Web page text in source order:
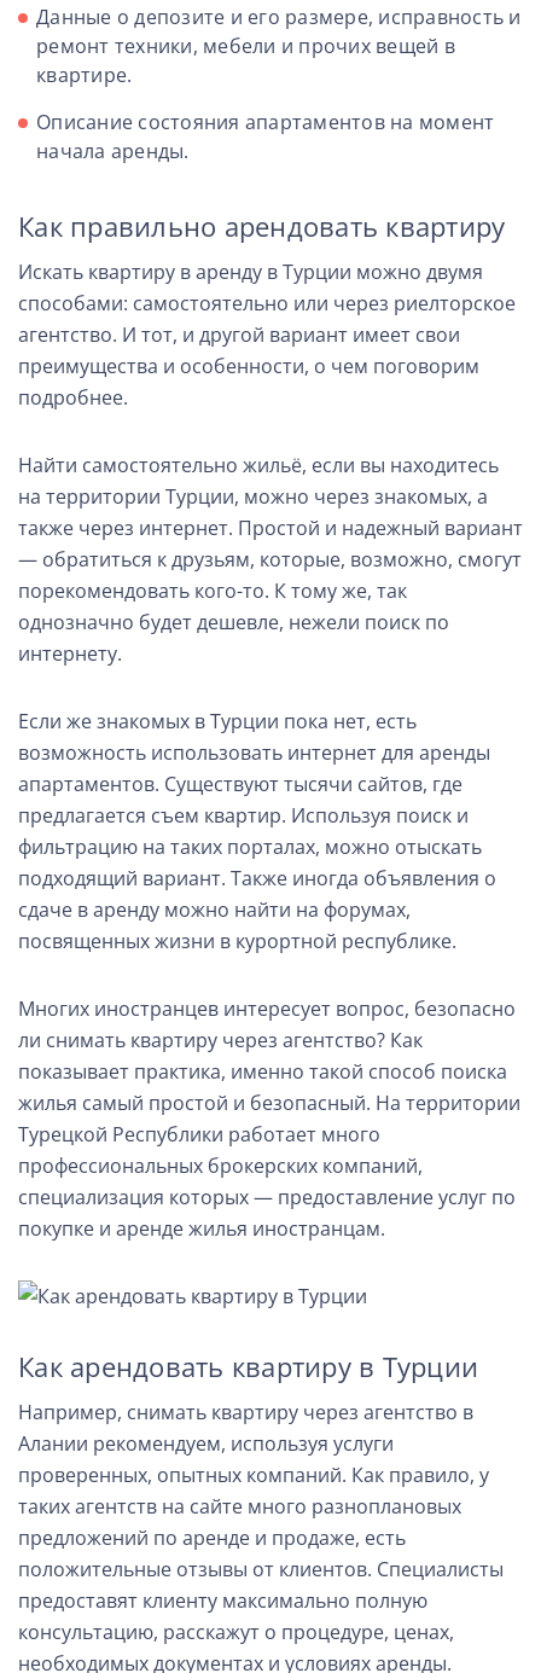
Данные о депозите и его размере, исправность и
ремонт техники, мебели и прочих вещей в
квартире.
Описание состояния апартаментов на момент
начала аренды.
Как правильно арендовать квартиру
Искать квартиру в аренду в Турции можно двумя
способами: самостоятельно или через риелторское
агентство. И тот, и другой вариант имеет свои
преимущества и особенности, о чем поговорим
подробнее.
Найти самостоятельно жильё, если вы находитесь
на территории Турции, можно через знакомых, а
также через интернет. Простой и надежный вариант
— обратиться к друзьям, которые, возможно, смогут
порекомендовать кого-то. К тому же, так
однозначно будет дешевле, нежели поиск по
интернету.
Если же знакомых в Турции пока нет, есть
возможность использовать интернет для аренды
апартаментов. Существуют тысячи сайтов, где
предлагается съем квартир. Используя поиск и
фильтрацию на таких порталах, можно отыскать
подходящий вариант. Также иногда объявления о
сдаче в аренду можно найти на форумах,
посвященных жизни в курортной республике.
Многих иностранцев интересует вопрос, безопасно
ли снимать квартиру через агентство? Как
показывает практика, именно такой способ поиска
жилья самый простой и безопасный. На территории
Турецкой Республики работает много
профессиональных брокерских компаний,
специализация которых — предоставление услуг по
покупке и аренде жилья иностранцам.
Как арендовать квартиру в Турции
Например, снимать квартиру через агентство в
Алании рекомендуем, используя услуги
проверенных, опытных компаний. Как правило, у
таких агентств на сайте много разноплановых
предложений по аренде и продаже, есть
положительные отзывы от клиентов. Специалисты
предоставят клиенту максимально полную
консультацию, расскажут о процедуре, ценах,
необходимых документах и условиях аренды.